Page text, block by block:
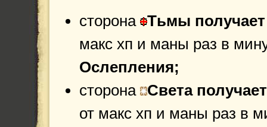
сторона Тьмы получает
макс хп и маны раз в
Ослепления;
сторона
Света
от макс хп и маны раз в